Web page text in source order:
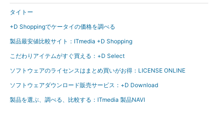
タイトー
+D Shoppingでケータイの価格を調べる
製品最安値比較サイト：ITmedia +D Shopping
こだわりアイテムがすぐ買える：+D Select
ソフトウェアのライセンスはまとめ買いがお得：LICENSE ONLINE
ソフトウェアダウンロード販売サービス：+D Download
製品を選ぶ、調べる、比較する：ITmedia 製品NAVI